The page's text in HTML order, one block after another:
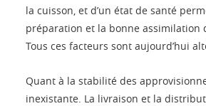
la cuisson, et d’un état de santé
préparation et la bonne assimilation
Tous ces facteurs sont aujourd’hui
Quant à la stabilité des
inexistante. La livraison et la